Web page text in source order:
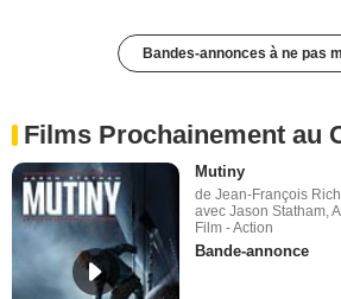
Bandes-annonces à ne pas
Films Prochainement au
Mutiny
de Jean-François
avec Jason Statham,
Film - Action
Bande-annonce